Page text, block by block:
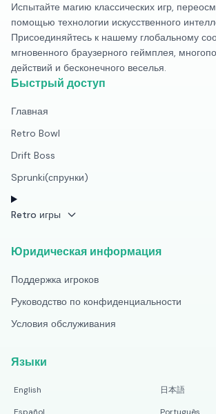
Испытайте магию классических игр,
помощью технологии искусственного
Присоединяйтесь к нашему глобальному
мгновенного браузерного геймплея,
действий и бесконечного веселья.
Быстрый доступ
Главная
Retro Bowl
Drift Boss
Sprunki(спрунки)
Retro игры
Юридическая информация
Поддержка игроков
Руководство по конфиденциальности
Условия обслуживания
Языки
English
日本語